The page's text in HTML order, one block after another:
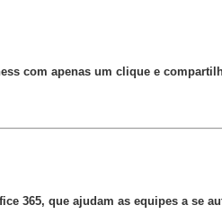
com apenas um clique e
365, que ajudam as equipes a se